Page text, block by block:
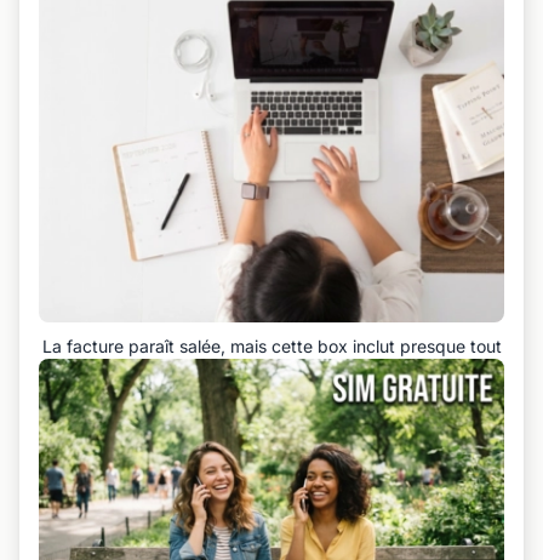
La facture paraît salée, mais cette box inclut presque tout